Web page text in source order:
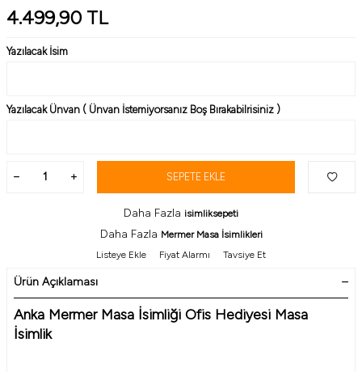
4.499,90TL
Yazılacak İsim
Yazılacak Ünvan ( Ünvan İstemiyorsanız Boş Bırakabilrisiniz )
SEPETE EKLE
Daha Fazla isimliksepeti
Daha Fazla Mermer Masa İsimlikleri
Listeye Ekle
Fiyat Alarmı Tavsiye Et
Ürün Açıklaması
Anka Mermer Masa İsimliği Ofis Hediyesi Masa
İsimlik